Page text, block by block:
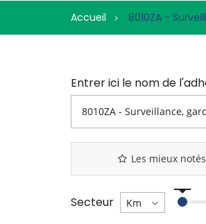
Accueil 8010ZA -
Les mieux notés
Secteur